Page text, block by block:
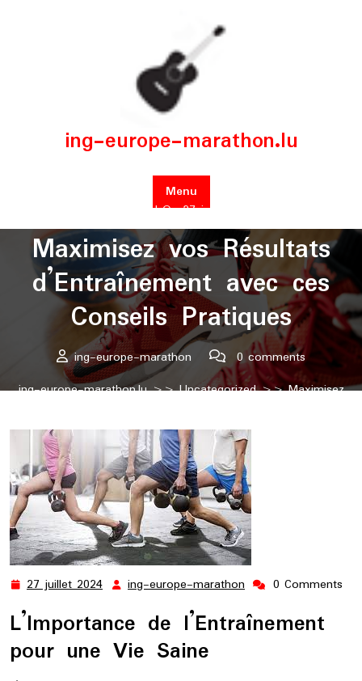
ing-europe-marathon.lu
Menu
Posted On 27 juillet 2024
Maximisez vos Résultats
d’Entraînement avec ces
Conseils Pratiques
ing-europe-marathon
0 comments
ing-europe-marathon.lu>>Uncategorized>> Maximisez
27 juillet 2024 27
2024
ing-europe-marathon ing-
marathon
0 Comments
L’Importance de l’Entraînement
pour une Vie Saine